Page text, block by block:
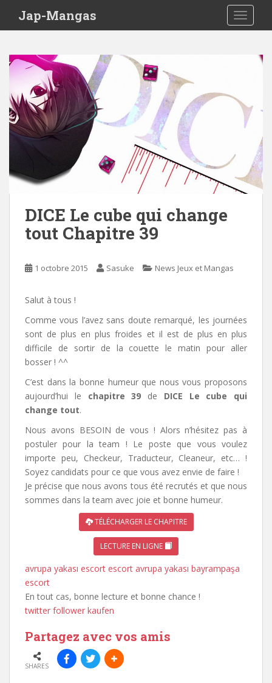
Jap-Mangas
DICE Le cube qui change
tout Chapitre 39
1 octobre 2015 Sasuke News Jeux et Mangas
Salut à tous !
Comme vous l’avez sans doute remarqué, les journées
sont de plus en plus froides et il est de plus en plus
difficile de sortir de la couette le matin pour aller
bosser ! ^^
C’est dans la bonne humeur que nous vous proposons
aujourd’hui le chapitre 39 de DICE Le cube qui
change tout.
Nous avons BESOIN de vous ! Alors n’hésitez pas à
postuler pour la team ! Le poste que vous voulez
importe peu, Checkeur, Traducteur, Cleaneur, etc… !
Soyez candidats pour ce que vous avez envie de faire !
Je précise que nous avons tous été recrutés et que nous
sommes dans la team avec joie et bonne humeur.
TÉLÉCHARGER LE CHAPITRE
LECTURE EN LIGNE
avrupa yakası escort escort avrupa yakası bayrampaşa
escort
En tout cas, bonne lecture et bonne chance !
twitter follower kaufen
Partagez avec vos amis
SHARES